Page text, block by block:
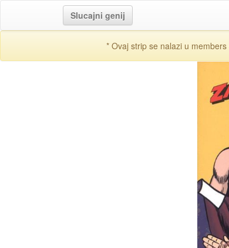
Slucajni genij
* Ovaj strip se nalazi u